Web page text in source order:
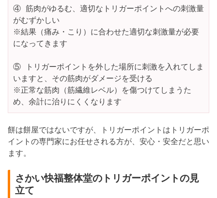
④ 筋肉がゆるむ、適切なトリガーポイントへの刺激量
がむずかしい
※結果（痛み・こり）に合わせた適切な刺激量が必要
になってきます
⑤ トリガーポイントを外した場所に刺激を入れてしま
いますと、その筋肉がダメージを受ける
※正常な筋肉（筋繊維レベル）を傷つけてしまうた
め、余計に治りにくくなります
餅は餅屋ではないですが、トリガーポイントはトリガーポ
イントの専門家にお任せされる方が、安心・安全だと思い
ます。
さかい快福整体堂のトリガーポイントの見
立て